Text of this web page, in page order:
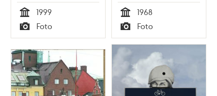
Tid
1999
Typ
Foto Tid
1968
Typ
Foto